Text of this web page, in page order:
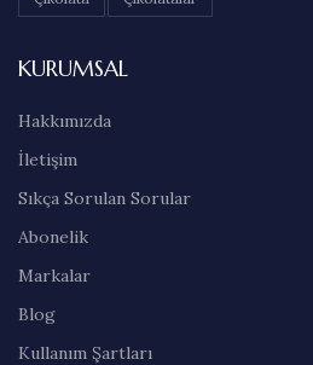
KURUMSAL
Hakkımızda
İletişim
Sıkça Sorulan Sorular
Abonelik
Markalar
Blog
Kullanım Şartları